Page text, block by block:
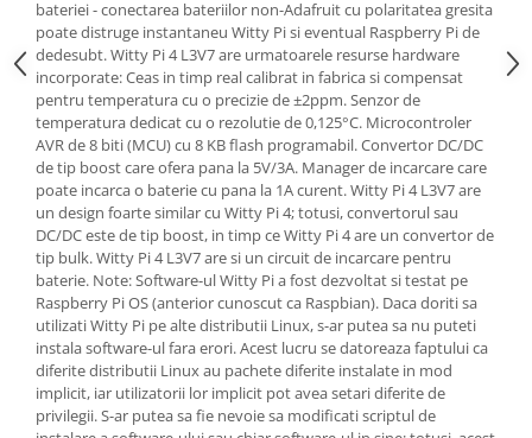
Imprimante 3D
3Doodler
Componente
Componente
Componente E3D
Filament Premium ABS 1.75 mm
Filament Premium ABS 3 mm
Filament Premium PLA 1.75 mm
Filamente Speciale
Prusa I3 DIY Kit
Carti
Pentru Incepatori
bateriei - conectarea bateriilor non-Adafruit cu polaritatea gresita
poate distruge instantaneu Witty Pi si eventual Raspberry Pi de
dedesubt. Witty Pi 4 L3V7 are urmatoarele resurse hardware
incorporate: Ceas in timp real calibrat in fabrica si compensat
pentru temperatura cu o precizie de ±2ppm. Senzor de
temperatura dedicat cu o rezolutie de 0,125°C. Microcontroler
AVR de 8 biti (MCU) cu 8 KB flash programabil. Convertor DC/DC
de tip boost care ofera pana la 5V/3A. Manager de incarcare care
poate incarca o baterie cu pana la 1A curent. Witty Pi 4 L3V7 are
un design foarte similar cu Witty Pi 4; totusi, convertorul sau
DC/DC este de tip boost, in timp ce Witty Pi 4 are un convertor de
tip bulk. Witty Pi 4 L3V7 are si un circuit de incarcare pentru
baterie. Note: Software-ul Witty Pi a fost dezvoltat si testat pe
Raspberry Pi OS (anterior cunoscut ca Raspbian). Daca doriti sa
utilizati Witty Pi pe alte distributii Linux, s-ar putea sa nu puteti
instala software-ul fara erori. Acest lucru se datoreaza faptului ca
diferite distributii Linux au pachete diferite instalate in mod
implicit, iar utilizatorii lor implicit pot avea setari diferite de
privilegii. S-ar putea sa fie nevoie sa modificati scriptul de